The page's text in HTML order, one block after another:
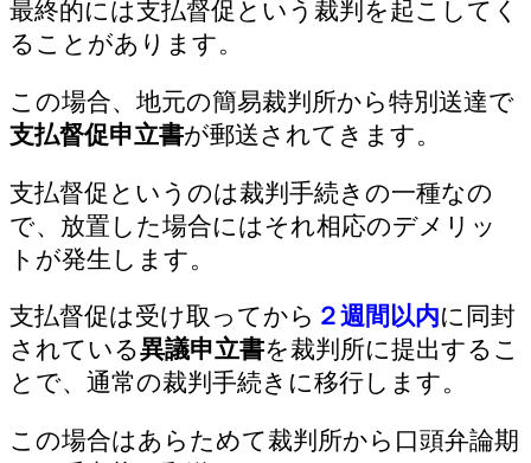
最終的には支払督促という裁判を起こしてく
ることがあります。
この場合、地元の簡易裁判所から特別送達で
支払督促申立書が郵送されてきます。
支払督促というのは裁判手続きの一種なの
で、放置した場合にはそれ相応のデメリッ
トが発生します。
支払督促は受け取ってから ２週間以内に同封
されている異議申立書を裁判所に提出するこ
とで、通常の裁判手続きに移行します。
この場合はあらためて裁判所から口頭弁論期